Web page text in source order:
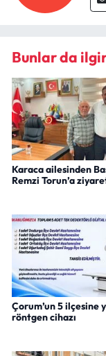
Bunlar da
Karaca ailesinden
Remzi Torun’a
Çorum’un 5 ilçesine
röntgen cihazı